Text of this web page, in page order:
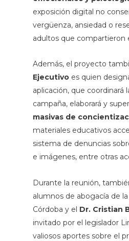
exposición digital no
vergüenza, ansiedad o
adultos que compartieron
Además, el proyecto
Ejecutivoes quien
aplicación, que
campaña, elaborará y
masivas de
materiales educativos
sistema de denuncias
e imágenes, entre otras
Durante la reunión,
alumnos de abogacía de
Córdoba y el Dr. Cristian
invitado por el legislador
valiosos aportes sobre el